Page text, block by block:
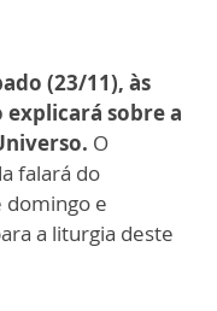
(23/11), às
explicará sobre a
O
falará do
domingo e
a liturgia deste